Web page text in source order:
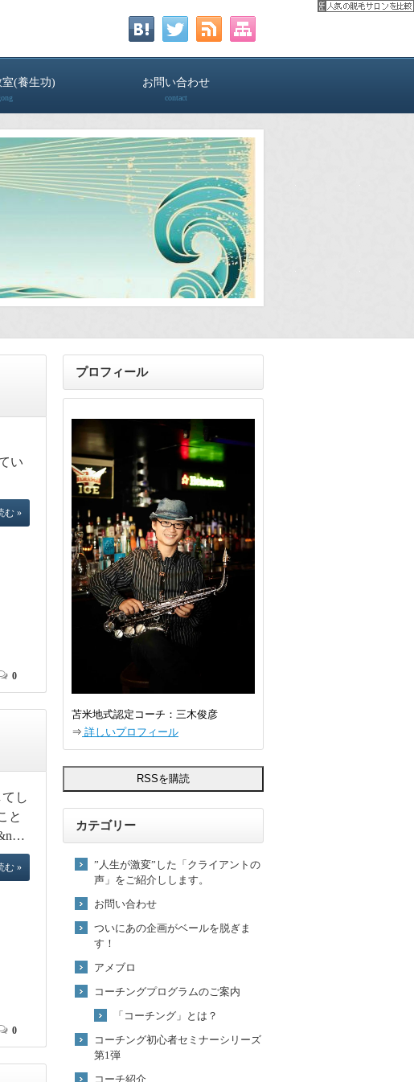
(養生功) お問い合わせ
contact
い
む »
0
し
と
む »
0
プロフィール
苫米地式認定コーチ：三木俊彦
⇒ 詳しいプロフィール
カテゴリー
”人生が激変”した「クライアントの
声」をご紹介しします。
お問い合わせ
ついにあの企画がベールを脱ぎま
す！
アメブロ
コーチングプログラムのご案内
「コーチング」とは？
コーチング初心者セミナーシリーズ
第1弾
コーチ紹介